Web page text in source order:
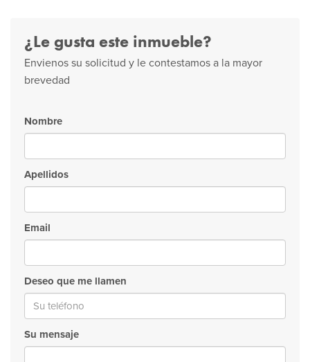
¿Le gusta este inmueble?
Envienos su solicitud y le contestamos a la mayor
brevedad
Nombre
Apellidos
Email
Deseo que me llamen
Su mensaje